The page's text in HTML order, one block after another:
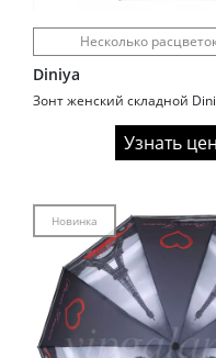
Несколько
Diniya
Узнать
Новинка